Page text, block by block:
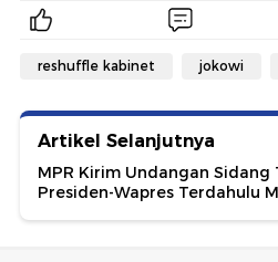
reshuffle kabinet jokowi
Artikel Selanjutnya
MPR Kirim Undangan Sidang
Presiden-Wapres Terdahulu